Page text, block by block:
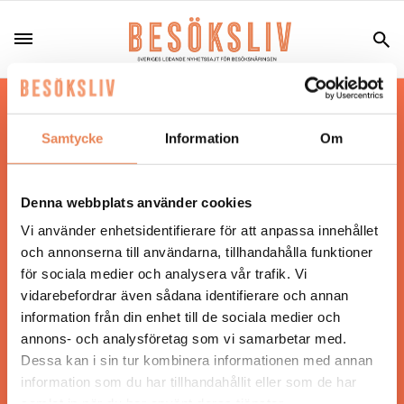
Samtycke Information Om
Denna webbplats använder cookies
Vi använder enhetsidentifierare för att anpassa innehållet
och annonserna till användarna, tillhandahålla funktioner
för sociala medier och analysera vår trafik. Vi
vidarebefordrar även sådana identifierare och annan
information från din enhet till de sociala medier och
annons- och analysföretag som vi samarbetar med.
Dessa kan i sin tur kombinera informationen med annan
information som du har tillhandahållit eller som de har
Hos oss läser du landets mest uppdaterade
nyheter och snackisar inom besöksnäringen.
Besöksliv i sin tryckta form är ett affärsmagasin
Tidningen ges ut avVisita
ANSVARIG UTGIVARE
Jonas Siljhammar
UPPHOVSRÄTT